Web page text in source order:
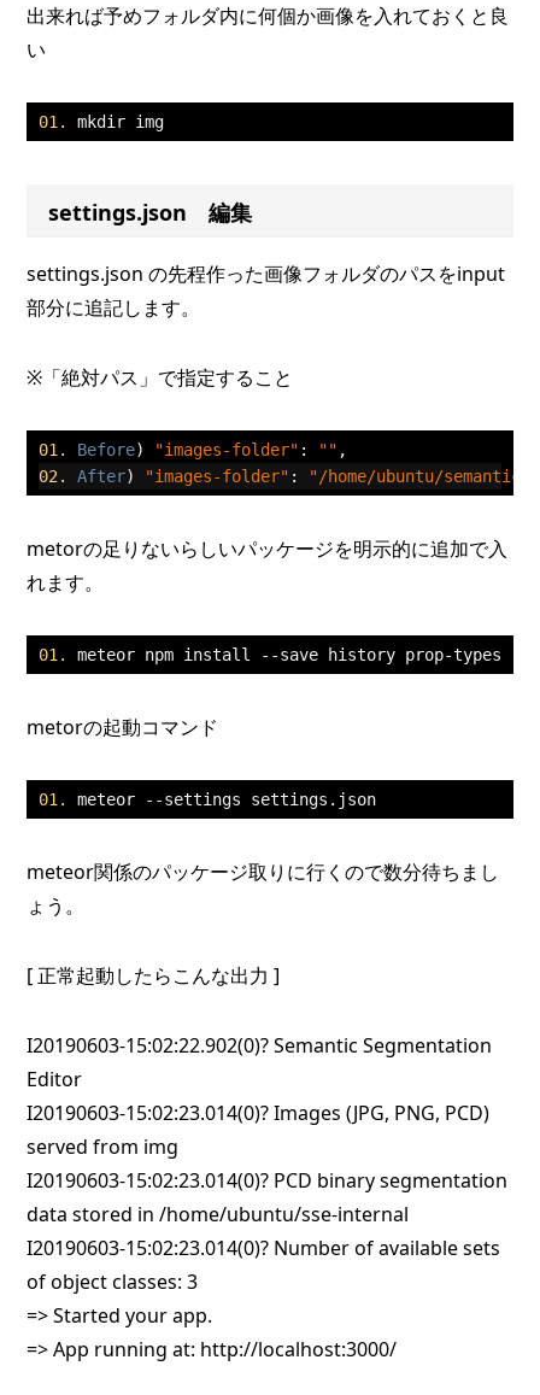
出来れば予めフォルダ内に何個か画像を入れておくと良
い
mkdir img
settings.json 編集
settings.json の先程作った画像フォルダのパスをinput
部分に追記します。
※「絶対パス」で指定すること
Before) "images-folder" : "" ,
After) "images-folder" : "/home/ubuntu/
metorの足りないらしいパッケージを明示的に追加で入
れます。
meteor npm install --save history prop-types
metorの起動コマンド
meteor --settings settings . json
meteor関係のパッケージ取りに行くので数分待ちまし
ょう。
[ 正常起動したらこんな出力 ]
I20190603-15:02:22.902(0)? Semantic Segmentation
Editor
I20190603-15:02:23.014(0)? Images (JPG, PNG, PCD)
served from img
I20190603-15:02:23.014(0)? PCD binary segmentation
data stored in /home/ubuntu/sse-internal
I20190603-15:02:23.014(0)? Number of available sets
of object classes: 3
=> Started your app.
=> App running at: http://localhost:3000/